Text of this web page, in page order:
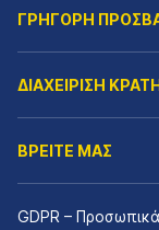
ΓΡΗΓΟΡΗ
ΔΙΑΧΕΙΡΙΣΗ
ΒΡΕΙΤΕ ΜΑΣ
GDPR –